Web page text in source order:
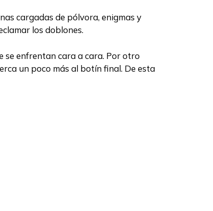
cargadas de pólvora, enigmas y
los doblones.
se enfrentan cara a cara. Por otro
un poco más al botín final. De esta